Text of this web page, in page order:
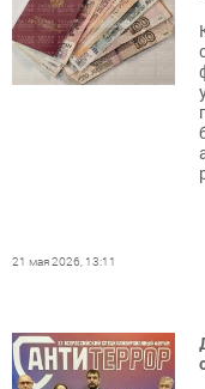
21 мая 2026, 13:11